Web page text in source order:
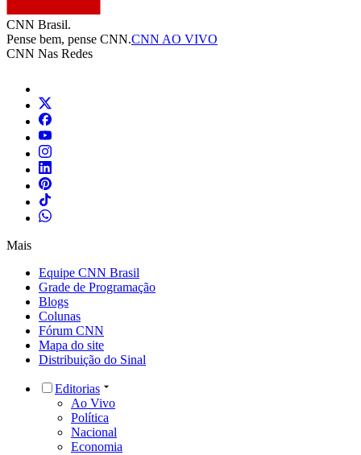
CNN Brasil.
Pense bem, pense CNN.CNN AO VIVO
CNN Nas Redes
Mais
Equipe CNN Brasil
Grade de Programação
Blogs
Colunas
Fórum CNN
Mapa do site
Distribuição do Sinal
Editorias
Ao Vivo
Política
Nacional
Economia